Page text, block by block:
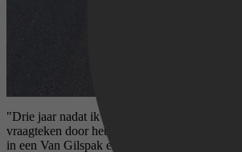
"Drie jaar nadat ik in mijn geborduurde
vraagteken door het Vondelpark zweefde,
in een Van Gilspak en een Triumph 2000